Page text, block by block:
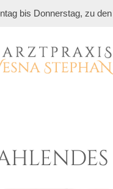
bis Donnerstag, zu